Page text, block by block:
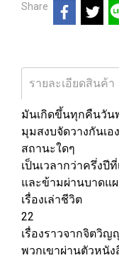
Share
รายละเอียดสินค้า
มันเกิดขึ้นทุกคืนวัน
มุมสงบจัดวางกันเ
สถานะใดๆ
เป็นเวลากว่าครึ่งปี
และข้ามผ่านบาดแ
เรื่องเล่าชีวิต
22
เรื่องราวจากจิตวิ
พวกเขาผ่านตัวหนัง